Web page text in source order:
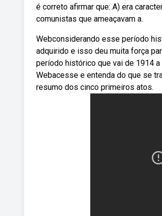
é correto afirmar que: A) era
comunistas que ameaçavam a.
Webconsiderando esse período
adquirido e isso deu muita força
período histórico que vai de 1914
Webacesse e entenda do que se
resumo dos cinco primeiros atos.